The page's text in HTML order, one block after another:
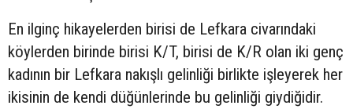
En ilginç hikayelerden birisi de Lefkara civarındaki
köylerden birinde birisi K/T, birisi de K/R olan iki genç
kadının bir Lefkara nakışlı gelinliği birlikte işleyerek her
ikisinin de kendi düğünlerinde bu gelinliği giydiğidir.